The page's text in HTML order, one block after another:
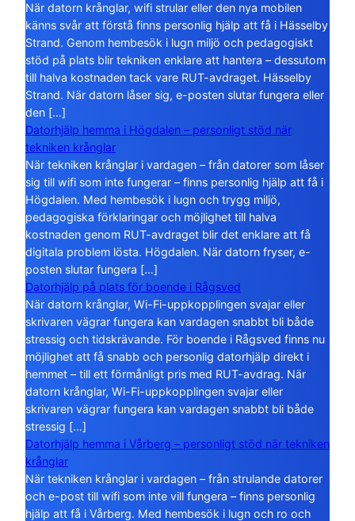
När datorn krånglar, wifi strular eller den nya mobilen
känns svår att förstå finns personlig hjälp att få i Hässelby
Strand. Genom hembesök i lugn miljö och pedagogiskt
stöd på plats blir tekniken enklare att hantera – dessutom
till halva kostnaden tack vare RUT-avdraget. Hässelby
Strand. När datorn låser sig, e-posten slutar fungera eller
den […]
Datorhjälp hemma i Högdalen – personligt stöd när
tekniken krånglar
När tekniken krånglar i vardagen – från datorer som låser
sig till wifi som inte fungerar – finns personlig hjälp att få i
Högdalen. Med hembesök i lugn och trygg miljö,
pedagogiska förklaringar och möjlighet till halva
kostnaden genom RUT-avdraget blir det enklare att få
digitala problem lösta. Högdalen. När datorn fryser, e-
posten slutar fungera […]
Datorhjälp på plats för boende i Rågsved
När datorn krånglar, Wi-Fi-uppkopplingen svajar eller
skrivaren vägrar fungera kan vardagen snabbt bli både
stressig och tidskrävande. För boende i Rågsved finns nu
möjlighet att få snabb och personlig datorhjälp direkt i
hemmet – till ett förmånligt pris med RUT-avdrag. När
datorn krånglar, Wi-Fi-uppkopplingen svajar eller
skrivaren vägrar fungera kan vardagen snabbt bli både
stressig […]
Datorhjälp hemma i Vårberg – personligt stöd när tekniken
krånglar
När tekniken krånglar i vardagen – från strulande datorer
och e-post till wifi som inte vill fungera – finns personlig
hjälp att få i Vårberg. Med hembesök i lugn och ro och